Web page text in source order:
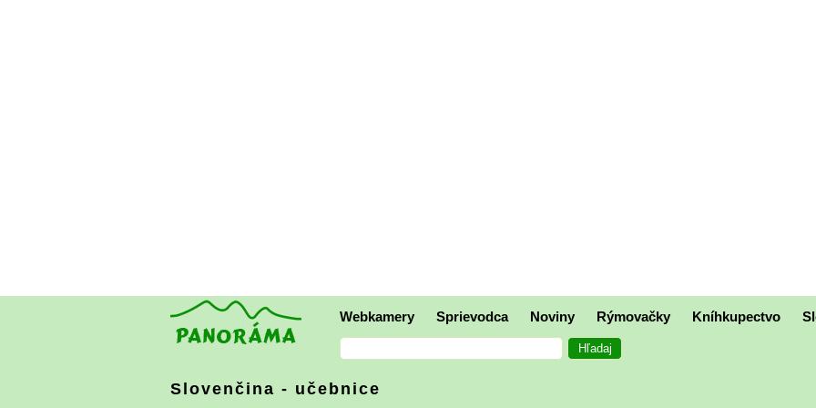
Webkamery Sprievodca Noviny Rýmovačky Kníhkupectvo
Slovenčina - učebnice